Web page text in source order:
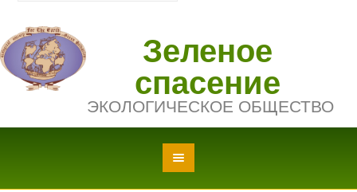
Зеленое
спасение
ЭКОЛОГИЧЕСКОЕ ОБЩЕСТВО